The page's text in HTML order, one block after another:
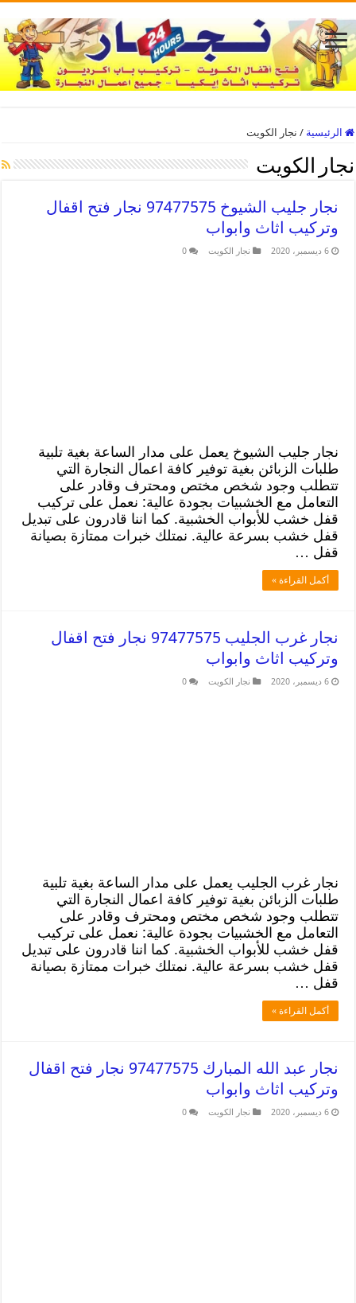
الرئيسية / نجار الكويت
نجار الكويت
نجار جليب الشيوخ 97477575 نجار فتح اقفال
وتركيب اثاث وابواب
6 ديسمبر، 2020 نجار الكويت 0
نجار جليب الشيوخ يعمل على مدار الساعة بغية تلبية
طلبات الزبائن بغية توفير كافة اعمال النجارة التي
تتطلب وجود شخص مختص ومحترف وقادر على
التعامل مع الخشبيات بجودة عالية: نعمل على تركيب
قفل خشب للأبواب الخشبية. كما اننا قادرون على تبديل
قفل خشب بسرعة عالية. نمتلك خبرات ممتازة بصيانة
قفل …
أكمل القراءة »
نجار غرب الجليب 97477575 نجار فتح اقفال
وتركيب اثاث وابواب
6 ديسمبر، 2020 نجار الكويت 0
نجار غرب الجليب يعمل على مدار الساعة بغية تلبية
طلبات الزبائن بغية توفير كافة اعمال النجارة التي
تتطلب وجود شخص مختص ومحترف وقادر على
التعامل مع الخشبيات بجودة عالية: نعمل على تركيب
قفل خشب للأبواب الخشبية. كما اننا قادرون على تبديل
قفل خشب بسرعة عالية. نمتلك خبرات ممتازة بصيانة
قفل …
أكمل القراءة »
نجار عبد الله المبارك 97477575 نجار فتح اقفال
وتركيب اثاث وابواب
6 ديسمبر، 2020 نجار الكويت 0